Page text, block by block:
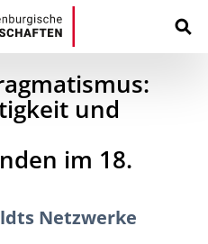
und
im 18.
Netzwerke